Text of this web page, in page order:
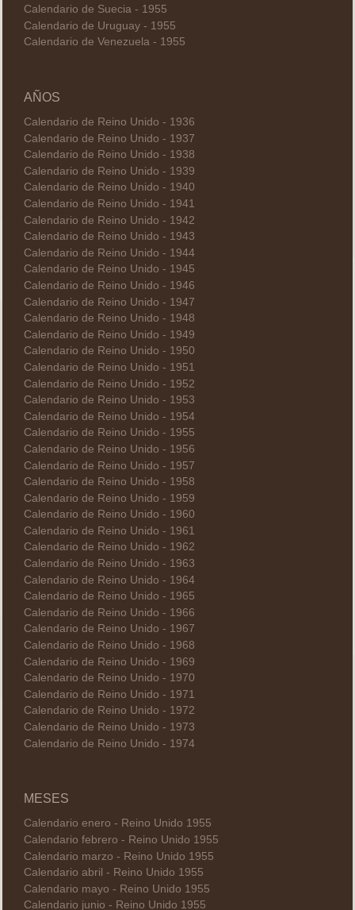
Calendario de Suecia - 1955
Calendario de Uruguay - 1955
Calendario de Venezuela - 1955
AÑOS
Calendario de Reino Unido - 1936
Calendario de Reino Unido - 1937
Calendario de Reino Unido - 1938
Calendario de Reino Unido - 1939
Calendario de Reino Unido - 1940
Calendario de Reino Unido - 1941
Calendario de Reino Unido - 1942
Calendario de Reino Unido - 1943
Calendario de Reino Unido - 1944
Calendario de Reino Unido - 1945
Calendario de Reino Unido - 1946
Calendario de Reino Unido - 1947
Calendario de Reino Unido - 1948
Calendario de Reino Unido - 1949
Calendario de Reino Unido - 1950
Calendario de Reino Unido - 1951
Calendario de Reino Unido - 1952
Calendario de Reino Unido - 1953
Calendario de Reino Unido - 1954
Calendario de Reino Unido - 1955
Calendario de Reino Unido - 1956
Calendario de Reino Unido - 1957
Calendario de Reino Unido - 1958
Calendario de Reino Unido - 1959
Calendario de Reino Unido - 1960
Calendario de Reino Unido - 1961
Calendario de Reino Unido - 1962
Calendario de Reino Unido - 1963
Calendario de Reino Unido - 1964
Calendario de Reino Unido - 1965
Calendario de Reino Unido - 1966
Calendario de Reino Unido - 1967
Calendario de Reino Unido - 1968
Calendario de Reino Unido - 1969
Calendario de Reino Unido - 1970
Calendario de Reino Unido - 1971
Calendario de Reino Unido - 1972
Calendario de Reino Unido - 1973
Calendario de Reino Unido - 1974
MESES
Calendario enero - Reino Unido 1955
Calendario febrero - Reino Unido 1955
Calendario marzo - Reino Unido 1955
Calendario abril - Reino Unido 1955
Calendario mayo - Reino Unido 1955
Calendario junio - Reino Unido 1955